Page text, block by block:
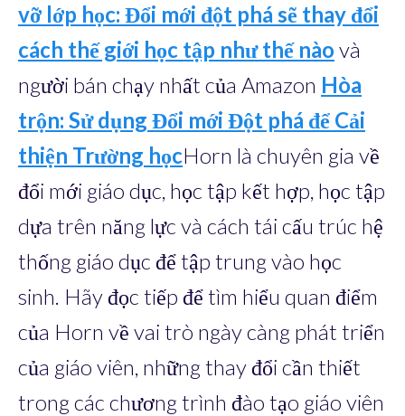
vỡ lớp học: Đổi mới đột phá sẽ thay đổi
cách thế giới học tập như thế nào và
người bán chạy nhất của Amazon Hòa
trộn: Sử dụng Đổi mới Đột phá để Cải
thiện Trường họcHorn là chuyên gia về
đổi mới giáo dục, học tập kết hợp, học tập
dựa trên năng lực và cách tái cấu trúc hệ
thống giáo dục để tập trung vào học
sinh. Hãy đọc tiếp để tìm hiểu quan điểm
của Horn về vai trò ngày càng phát triển
của giáo viên, những thay đổi cần thiết
trong các chương trình đào tạo giáo viên